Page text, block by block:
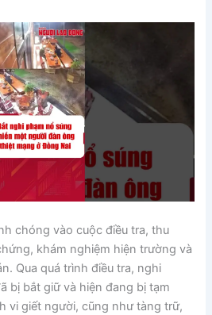
chóng vào cuộc điều tra, thu
khám nghiệm hiện trường và
Qua quá trình điều tra, nghi
bị bắt giữ và hiện đang bị tạm
vi giết người, cũng như tàng trữ,